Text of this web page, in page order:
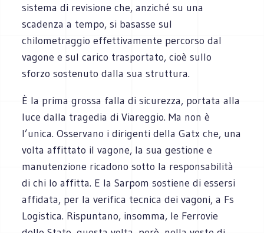
sistema di revisione che, anziché su una
scadenza a tempo, si basasse sul
chilometraggio effettivamente percorso dal
vagone e sul carico trasportato, cioè sullo
sforzo sostenuto dalla sua struttura.
È la prima grossa falla di sicurezza, portata alla
luce dalla tragedia di Viareggio. Ma non è
l’unica. Osservano i dirigenti della Gatx che, una
volta affittato il vagone, la sua gestione e
manutenzione ricadono sotto la responsabilità
di chi lo affitta. E la Sarpom sostiene di essersi
affidata, per la verifica tecnica dei vagoni, a Fs
Logistica. Rispuntano, insomma, le Ferrovie